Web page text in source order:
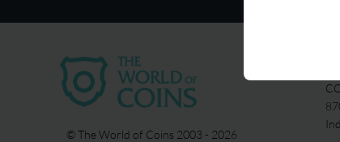
© The World of Coins 2003 - 2026